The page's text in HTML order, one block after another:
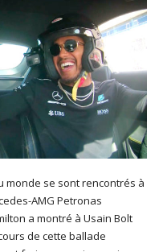
monde se sont rencontrés à
AMG Petronas
a montré à Usain Bolt
de cette ballade